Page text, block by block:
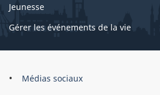
Jeunesse
Gérer les événements de la vie
Organisation
Médias sociaux